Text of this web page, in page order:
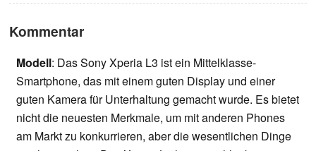
Kommentar
Modell: Das Sony Xperia L3 ist ein Mittelklasse-
Smartphone, das mit einem guten Display und einer
guten Kamera für Unterhaltung gemacht wurde. Es bietet
nicht die neuesten Merkmale, um mit anderen Phones
am Markt zu konkurrieren, aber die wesentlichen Dinge